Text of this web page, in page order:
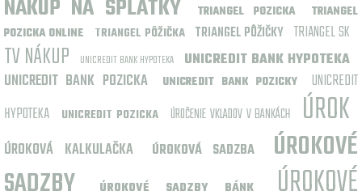
NAKUP NA SPLATKY
TRIANGEL POZICKA
TRIANGEL
POZICKA ONLINE
TRIANGEL PÔŽIČKA TRIANGEL PÔŽIČKY TRIANGEL SK
TV NÁKUP UNICREDIT BANK HYPOTEKA UNICREDIT BANK HYPOTEKA
UNICREDIT BANK POZICKA UNICREDIT BANK POZICKY
UNICREDIT
HYPOTEKA
UNICREDIT POZICKA ÚROČENIE VKLADOV V BANKÁCH ÚROK
ÚROKOVÁ KALKULAČKA ÚROKOVÁ SADZBA
ÚROKOVÉ
SADZBY
ÚROKOVÉ SADZBY BÁNK
ÚROKOVÉ